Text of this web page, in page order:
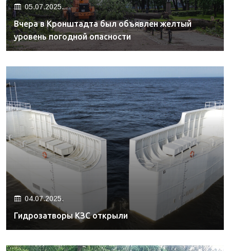
05.07.2025.
Вчера в Кронштадта был объявлен желтый
уровень погодной опасности
04.07.2025.
Гидрозатворы КЗС открыли